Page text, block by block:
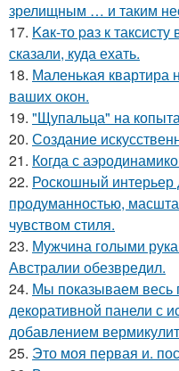
зрелищным … и таким
17. Kaк-то paз к
сказали, куда ехать.
18. Маленькая квартира
ваших окон.
19. "Щупальца" на
20. Создание
21. Когда с
22. Роскошный интерьер
продуманностью,
чувством стиля.
23. Мужчина голыми
Австралии обезвредил.
24. Мы показываем весь
декоративной панели с
добавлением
25. Это моя первая и.